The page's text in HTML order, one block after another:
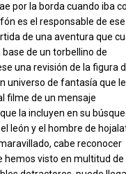
por la borda cuando iba
es el responsable de ese
de una aventura que
de un torbellino de
una revisión de la figura
universo de fantasía que le
filme de un mensaje
la incluyen en su
león y el hombre de
cabe reconocer
hemos visto en multitud de